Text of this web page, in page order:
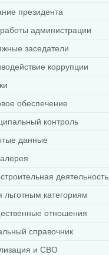
президента
администрации
заседатели
коррупции
обеспечение
контроль
данные
деятельность
льготным категориям
отношения
справочник
и СВО